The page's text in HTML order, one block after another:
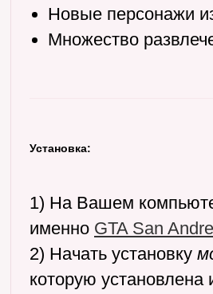
Новые персонажи
Множество
Установка:
1) На Вашем
именно GTA San
2) Начать установку
которую установлена